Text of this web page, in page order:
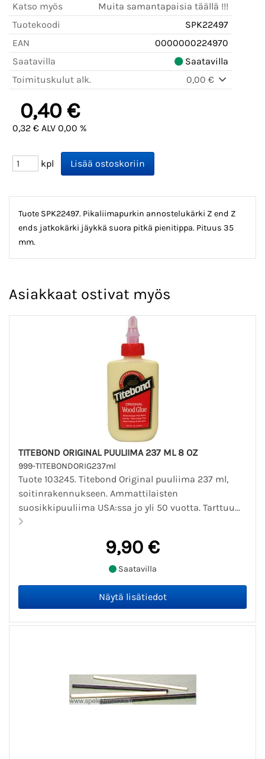
Katso myös
Muita samantapaisia täällä !!!
Tuotekoodi
SPK22497
EAN
0000000224970
Saatavilla
Saatavilla
Toimituskulut alk.
0,00 €
0,40 €
0,32 € ALV 0,00 %
kpl
Tuote SPK22497. Pikaliimapurkin annostelukärki Z end Z
ends jatkokärki jäykkä suora pitkä pienitippa. Pituus 35
mm.
Asiakkaat ostivat myös
TITEBOND ORIGINAL PUULIIMA 237 ML 8 OZ
999-TITEBONDORIG237ml
Tuote 103245. Titebond Original puuliima 237 ml,
soitinrakennukseen. Ammattilaisten
suosikkipuuliima USA:ssa jo yli 50 vuotta. Tarttuu...
9,90 €
Saatavilla